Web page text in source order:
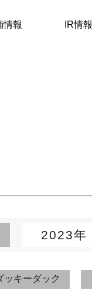
情報 IR情報
2023年
ッキーダック